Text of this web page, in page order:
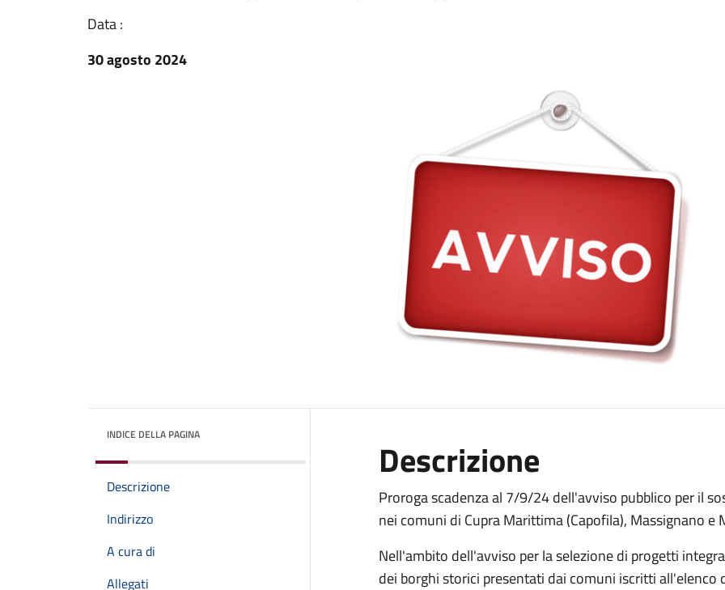
Data :
30 agosto 2024
INDICE DELLA PAGINA
Descrizione
Indirizzo
A cura di
Allegati
Descrizione
Proroga scadenza al 7/9/24 dell'avviso pubblico per il
nei comuni di Cupra Marittima (Capofila), Massignano e
Nell'ambito dell'avviso per la selezione di progetti
dei borghi storici presentati dai comuni iscritti all'elenco